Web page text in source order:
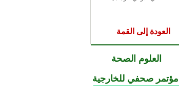
العودة إلى القمة
العلوم الصحة
مؤتمر صحفي للخارجية